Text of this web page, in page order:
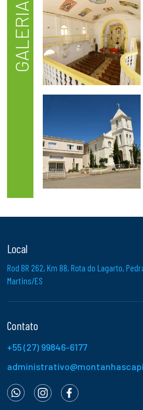
GALERIA
Local
Rod BR 262, Km 88, Rota do Lagarto,
Martins/ES
Contato
+55 (27) 99846-6177